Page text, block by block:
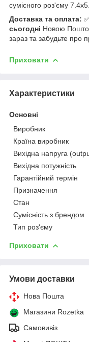
сумісного роз'єму
Доставка та оплата:
сьогодні Новою
зараз та забудьте про
Приховати
Характеристики
Основні
Виробник
Країна виробник
Вихідна напруга
Вихідна потужність
Гарантійний термін
Призначення
Стан
Сумісність з брендом
Тип роз'єму
Приховати
Умови доставки
Нова Пошта
Магазини Rozetka
Самовивіз